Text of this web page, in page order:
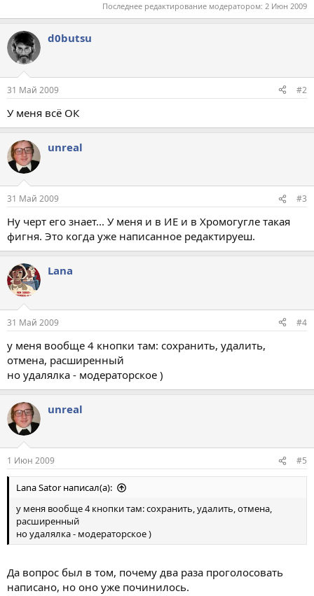
Последнее редактирование модератором: 2 Июн 2009
d0butsu
31 Май 2009 #2
У меня всё ОК
unreal
31 Май 2009 #3
Ну черт его знает... У меня и в ИЕ и в Хромогугле такая
фигня. Это когда уже написанное редактируеш.
Lana
31 Май 2009 #4
у меня вообще 4 кнопки там: сохранить, удалить,
отмена, расширенный
но удалялка - модераторское )
unreal
1 Июн 2009 #5
Lana Sator написал(а):
у меня вообще 4 кнопки там: сохранить, удалить, отмена,
расширенный
но удалялка - модераторское )
Да вопрос был в том, почему два раза проголосовать
написано, но оно уже починилось.